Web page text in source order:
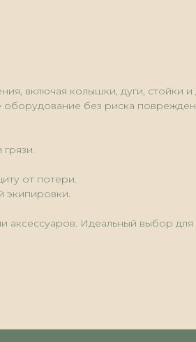
включая колышки, дуги, стойки и
оборудование без риска
от потери.
экипировки.
аксессуаров. Идеальный выбор для